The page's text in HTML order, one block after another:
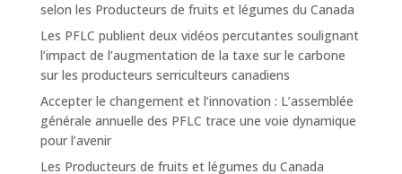
selon les Producteurs de fruits et légumes du Canada
Les PFLC publient deux vidéos percutantes soulignant
l’impact de l’augmentation de la taxe sur le carbone
sur les producteurs serriculteurs canadiens
Accepter le changement et l’innovation : L’assemblée
générale annuelle des PFLC trace une voie dynamique
pour l’avenir
Les Producteurs de fruits et légumes du Canada